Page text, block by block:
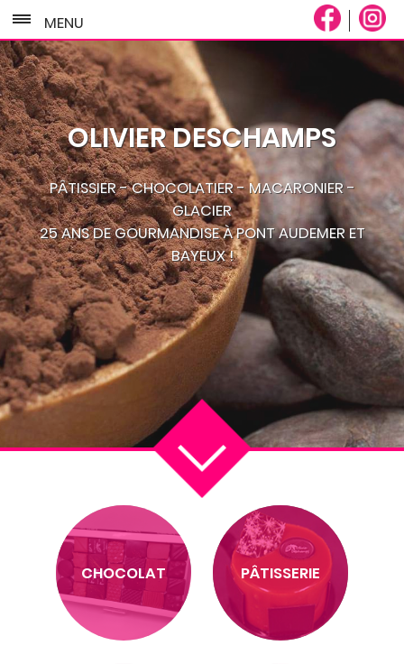
MENU
OLIVIER DESCHAMPS
PÂTISSIER - CHOCOLATIER - MACARONIER -
GLACIER
25 ANS DE GOURMANDISE À PONT AUDEMER ET
BAYEUX !
CHOCOLAT PÂTISSERIE